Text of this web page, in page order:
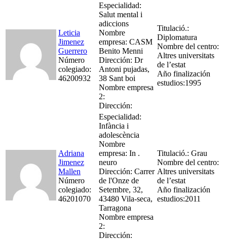
Leticia
Jimenez
Guerrero
Número
colegiado:
46200932
Especialidad:
Salut mental i
adiccions
Nombre
empresa: CASM
Benito Menni
Dirección: Dr
Antoni pujadas,
38 Sant boi
Nombre empresa
2:
Dirección:
Titulació.:
Diplomatura
Nombre del centro:
Altres universitats
de l’estat
Año finalización
estudios:1995
Adriana
Jimenez
Mallen
Número
colegiado:
46201070
Especialidad:
Infància i
adolescència
Nombre
empresa: In .
neuro
Dirección: Carrer
de l'Onze de
Setembre, 32,
43480 Vila-seca,
Tarragona
Nombre empresa
2:
Dirección:
Titulació.: Grau
Nombre del centro:
Altres universitats
de l’estat
Año finalización
estudios:2011